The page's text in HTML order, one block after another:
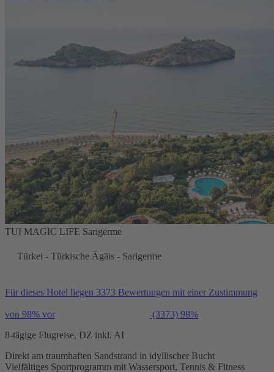
TUI MAGIC LIFE Sarigerme
Türkei - Türkische Ägäis - Sarigerme
Für dieses Hotel liegen 3373 Bewertungen mit einer Zustimmung
von 98% vor (3373) 98%
8-tägige Flugreise, DZ inkl. AI
Direkt am traumhaften Sandstrand in idyllischer Bucht
Vielfältiges Sportprogramm mit Wassersport, Tennis & Fitness